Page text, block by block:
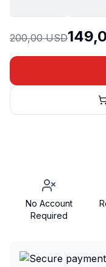
200,00 USD
No Account
Required